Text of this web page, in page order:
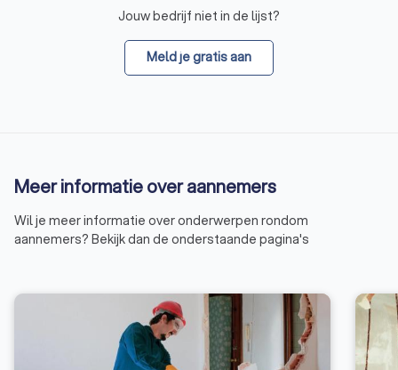
Jouw bedrijf niet in de lijst?
Meld je gratis aan
Meer informatie over aannemers
Wil je meer informatie over onderwerpen rondom
aannemers? Bekijk dan de onderstaande pagina's